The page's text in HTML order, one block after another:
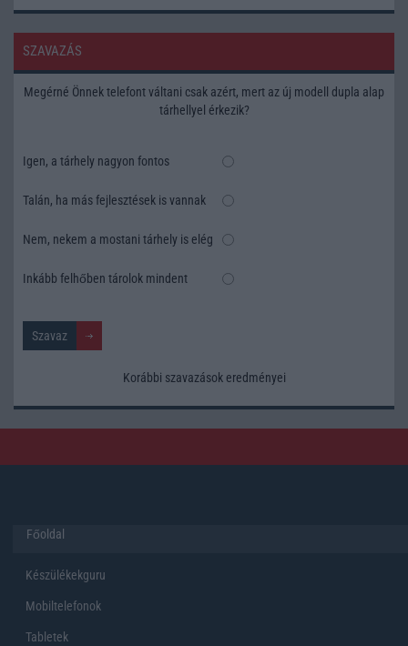
SZAVAZÁS
Megérné Önnek telefont váltani csak azért, mert az új modell dupla alap
tárhellyel érkezik?
Igen, a tárhely nagyon fontos
Talán, ha más fejlesztések is vannak
Nem, nekem a mostani tárhely is elég
Inkább felhőben tárolok mindent
Korábbi szavazások eredményei
Főoldal
Készülékekguru
Mobiltelefonok
Tabletek